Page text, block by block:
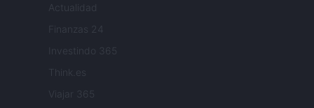
Actualidad
Finanzas 24
Investindo 365
Think.es
Viajar 365